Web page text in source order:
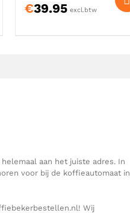
€39.95 excl.btw
aan het juiste adres. In
voor bij de koffieautomaat in
Wij